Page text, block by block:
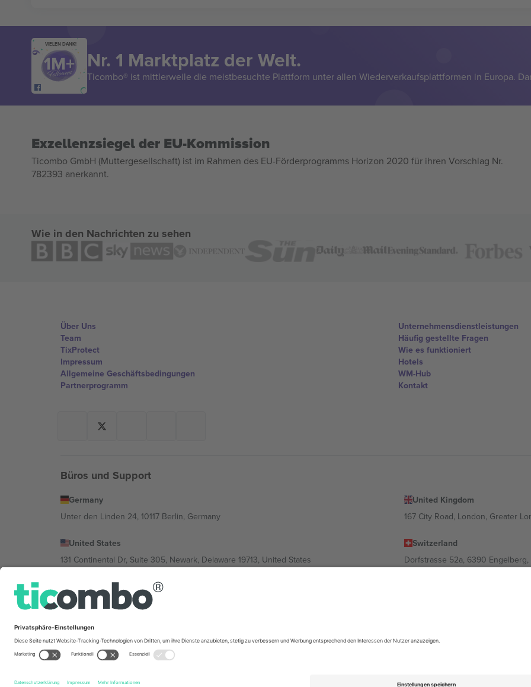
VIELEN DANK!
Nr. 1 Marktplatz der Welt.
Ticombo® ist mittlerweile die meistbesuchte Plattform unter allen Wiederverkaufsplattformen in Europa.
Exzellenzsiegel der EU-Kommission
Ticombo GmbH (Muttergesellschaft) ist im Rahmen des EU-Förderprogramms Horizon 2020 für ihren Vorschlag Nr.
782393 anerkannt.
Wie in den Nachrichten zu sehen
Über Uns
Team
TixProtect
Impressum
Allgemeine Geschäftsbedingungen
Partnerprogramm
Unternehmensdienstleistungen
Häufig gestellte Fragen
Wie es funktioniert
Hotels
WM-Hub
Kontakt
Büros und Support
Germany
Unter den Linden 24, 10117 Berlin, Germany
United Kingdom
167 City Road, London, Greater
United States
131 Continental Dr, Suite 305, Newark, Delaware 19713, United States
Switzerland
Dorfstrasse 52a, 6390 Engelberg,
Bulgaria
Regus Sofia City West, bul Totleben 53-55, 1606 Sofia, Bulgaria
Mexico
Av Chapultepec 360, Roma Norte, Cuauhtémoc, 06700 Ciudad de México, CDMX, Mexico
im Impressum und in den Allgemeinen Geschäftsbedingungen.,
© 2026 Ticombo. Alle Rechte vorbehalten.